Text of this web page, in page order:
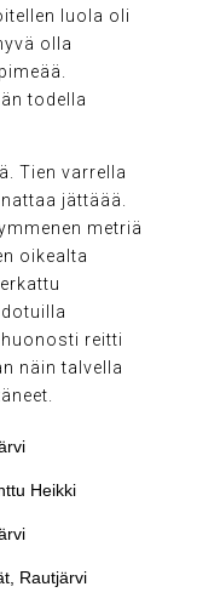
luola oli
olla
todella
Tien varrella
jättäää.
metriä
oikealta
reitti
näin talvella